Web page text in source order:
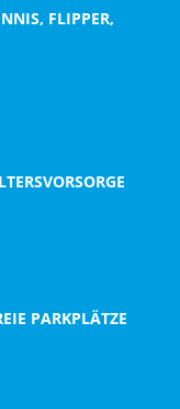
FLIPPER,
PARKPLÄTZE